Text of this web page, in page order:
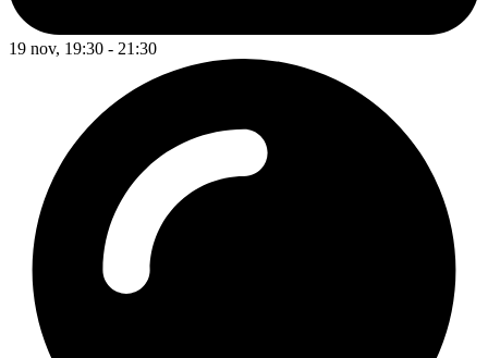
19 nov, 19:30 - 21:30